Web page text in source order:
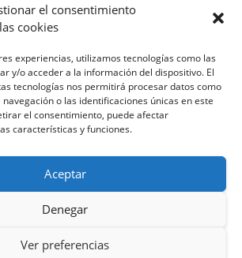
el consentimiento
cookies
experiencias, utilizamos tecnologías como las
y/o acceder a la información del dispositivo. El
tecnologías nos permitirá procesar datos como
o las identificaciones únicas en este
el consentimiento, puede afectar
características y funciones.
Aceptar
Denegar
Ver preferencias
0
para eventos
un evento conlleva una serie de pasos,
para eventos? Y como sabemos, la
los más complejos de llevar a cabo en la
así te aseguras de dar una buena imagen